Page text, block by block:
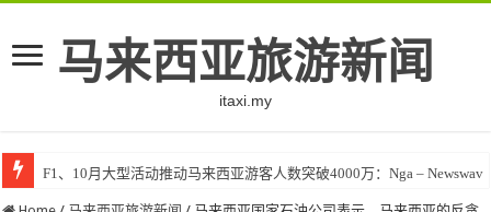
马来西亚旅游新闻
itaxi.my
F1、10月大型活动推动马来西亚游客人数突破4000万：Nga – Newswav